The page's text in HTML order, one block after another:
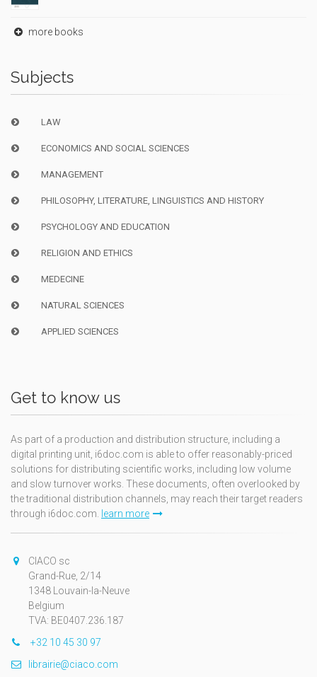
more books
Subjects
LAW
ECONOMICS AND SOCIAL SCIENCES
MANAGEMENT
PHILOSOPHY, LITERATURE, LINGUISTICS AND HISTORY
PSYCHOLOGY AND EDUCATION
RELIGION AND ETHICS
MEDECINE
NATURAL SCIENCES
APPLIED SCIENCES
Get to know us
As part of a production and distribution structure, including a
digital printing unit, i6doc.com is able to offer reasonably-priced
solutions for distributing scientific works, including low volume
and slow turnover works. These documents, often overlooked by
the traditional distribution channels, may reach their target readers
through i6doc.com.
learn more
CIACO sc
Grand-Rue, 2/14
1348 Louvain-la-Neuve
Belgium
TVA: BE0407.236.187
+32 10 45 30 97
librairie@ciaco.com